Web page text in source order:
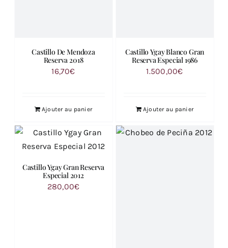
Castillo De Mendoza
Reserva 2018
16,70€
Ajouter au panier
Castillo Ygay Blanco Gran
Reserva Especial 1986
1.500,00€
Ajouter au panier
Castillo Ygay Gran Reserva
Especial 2012
280,00€